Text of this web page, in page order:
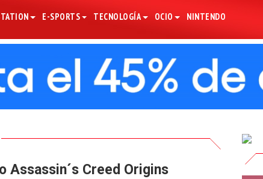
E-SPORTS TECNOLOGÍA OCIO NINTENDO
Assassin´s Creed Origins